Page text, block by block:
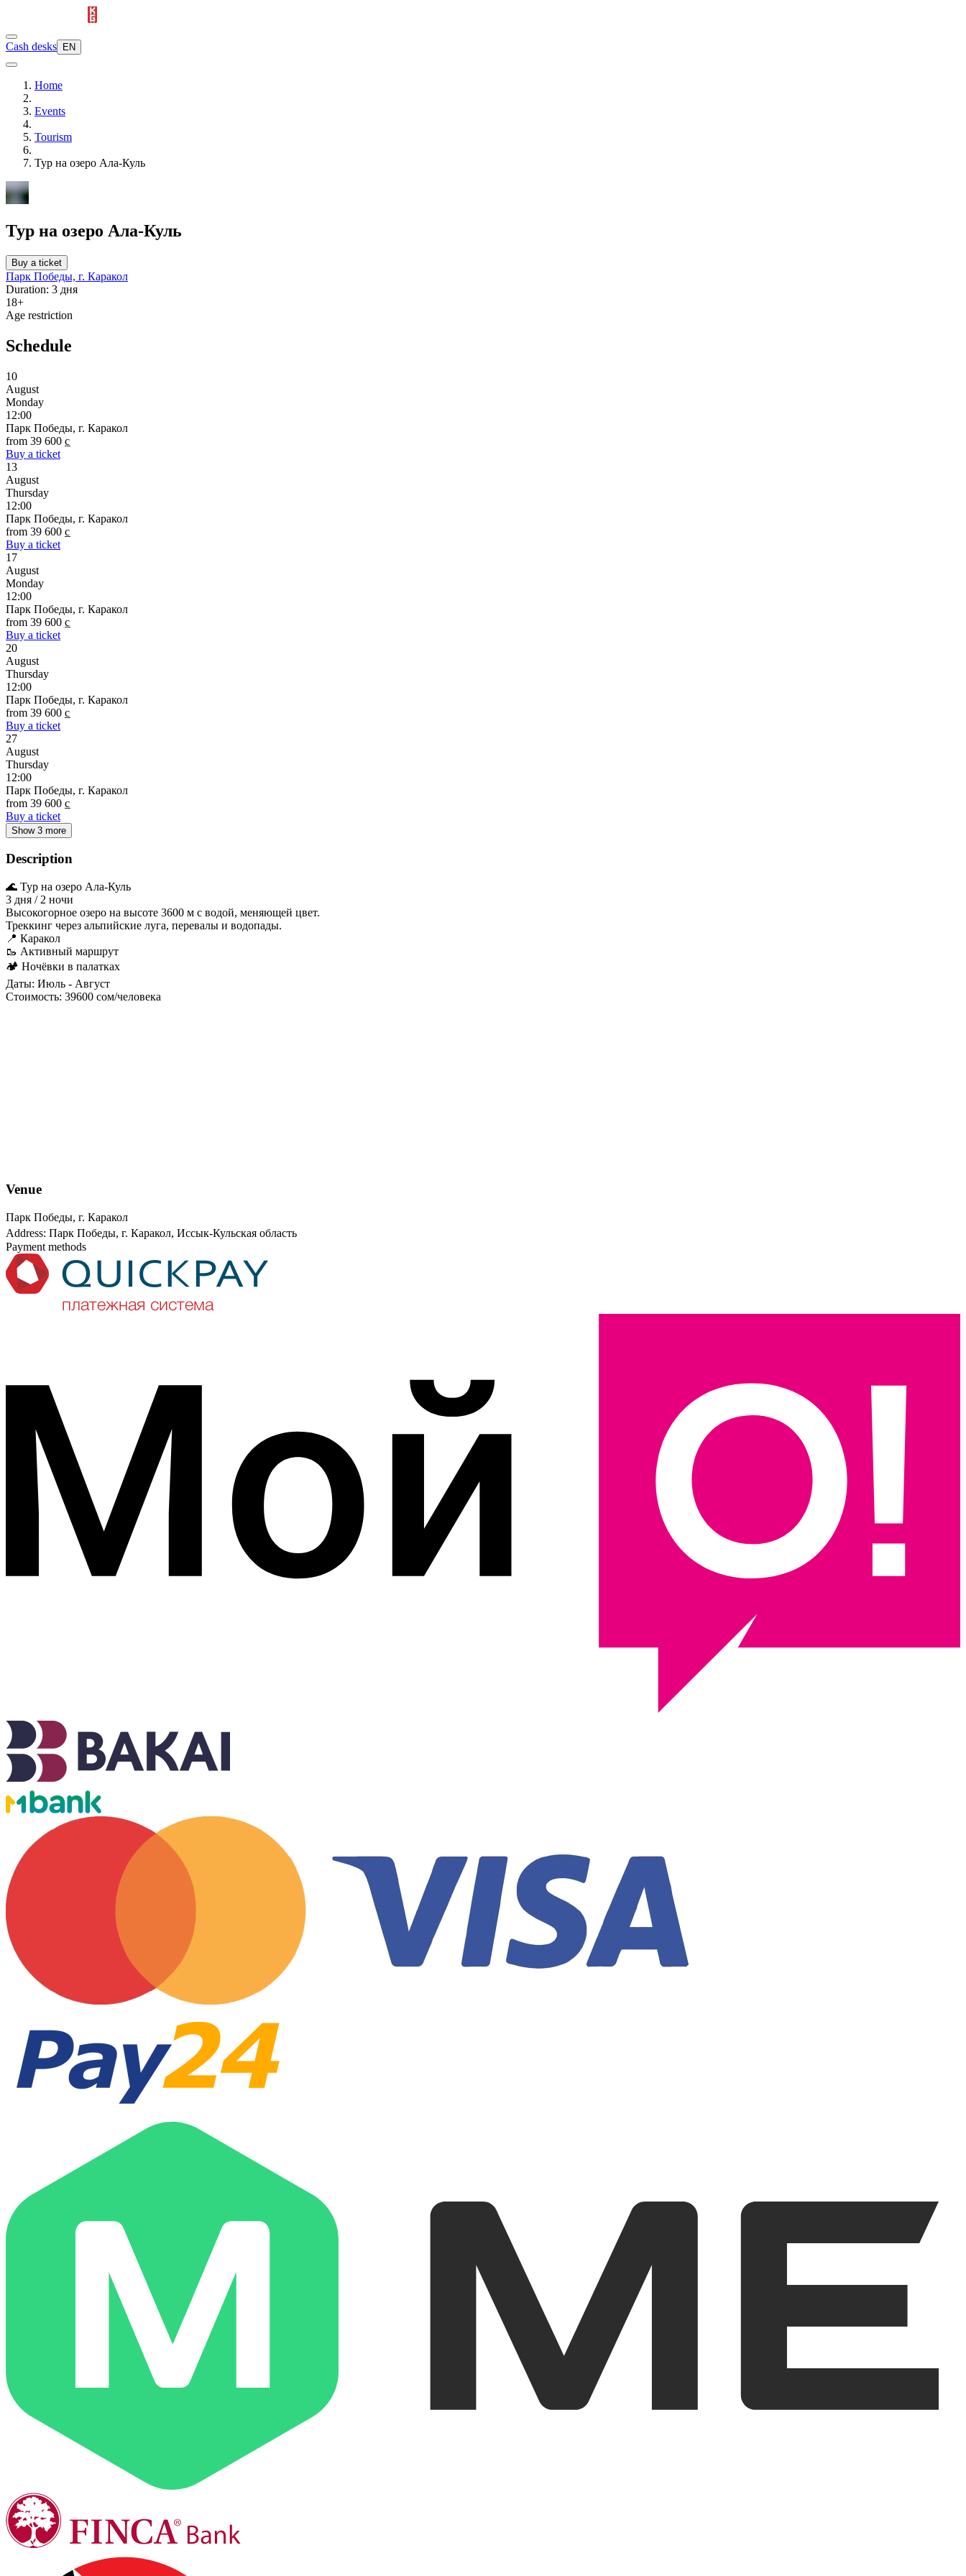
Cash desks EN
Home
Events
Tourism
Тур на озеро Ала-Куль
Тур на озеро Ала-Куль
Buy a ticket
Парк Победы, г. Каракол
Duration: 3 дня
18+
Age restriction
Schedule
10
August
Monday
12:00
Парк Победы, г. Каракол
from 39 600 c̲
Buy a ticket
13
August
Thursday
12:00
Парк Победы, г. Каракол
from 39 600 c̲
Buy a ticket
17
August
Monday
12:00
Парк Победы, г. Каракол
from 39 600 c̲
Buy a ticket
20
August
Thursday
12:00
Парк Победы, г. Каракол
from 39 600 c̲
Buy a ticket
27
August
Thursday
12:00
Парк Победы, г. Каракол
from 39 600 c̲
Buy a ticket
Show 3 more
Description
🌊 Тур на озеро Ала-Куль
3 дня / 2 ночи
Высокогорное озеро на высоте 3600 м с водой, меняющей цвет.
Треккинг через альпийские луга, перевалы и водопады.
📍 Каракол
🥾 Активный маршрут
🏕 Ночёвки в палатках
Даты: Июль - Август
Стоимость: 39600 сом/человека
Venue
Парк Победы, г. Каракол
Address: Парк Победы, г. Каракол, Иссык-Кульская область
Payment methods